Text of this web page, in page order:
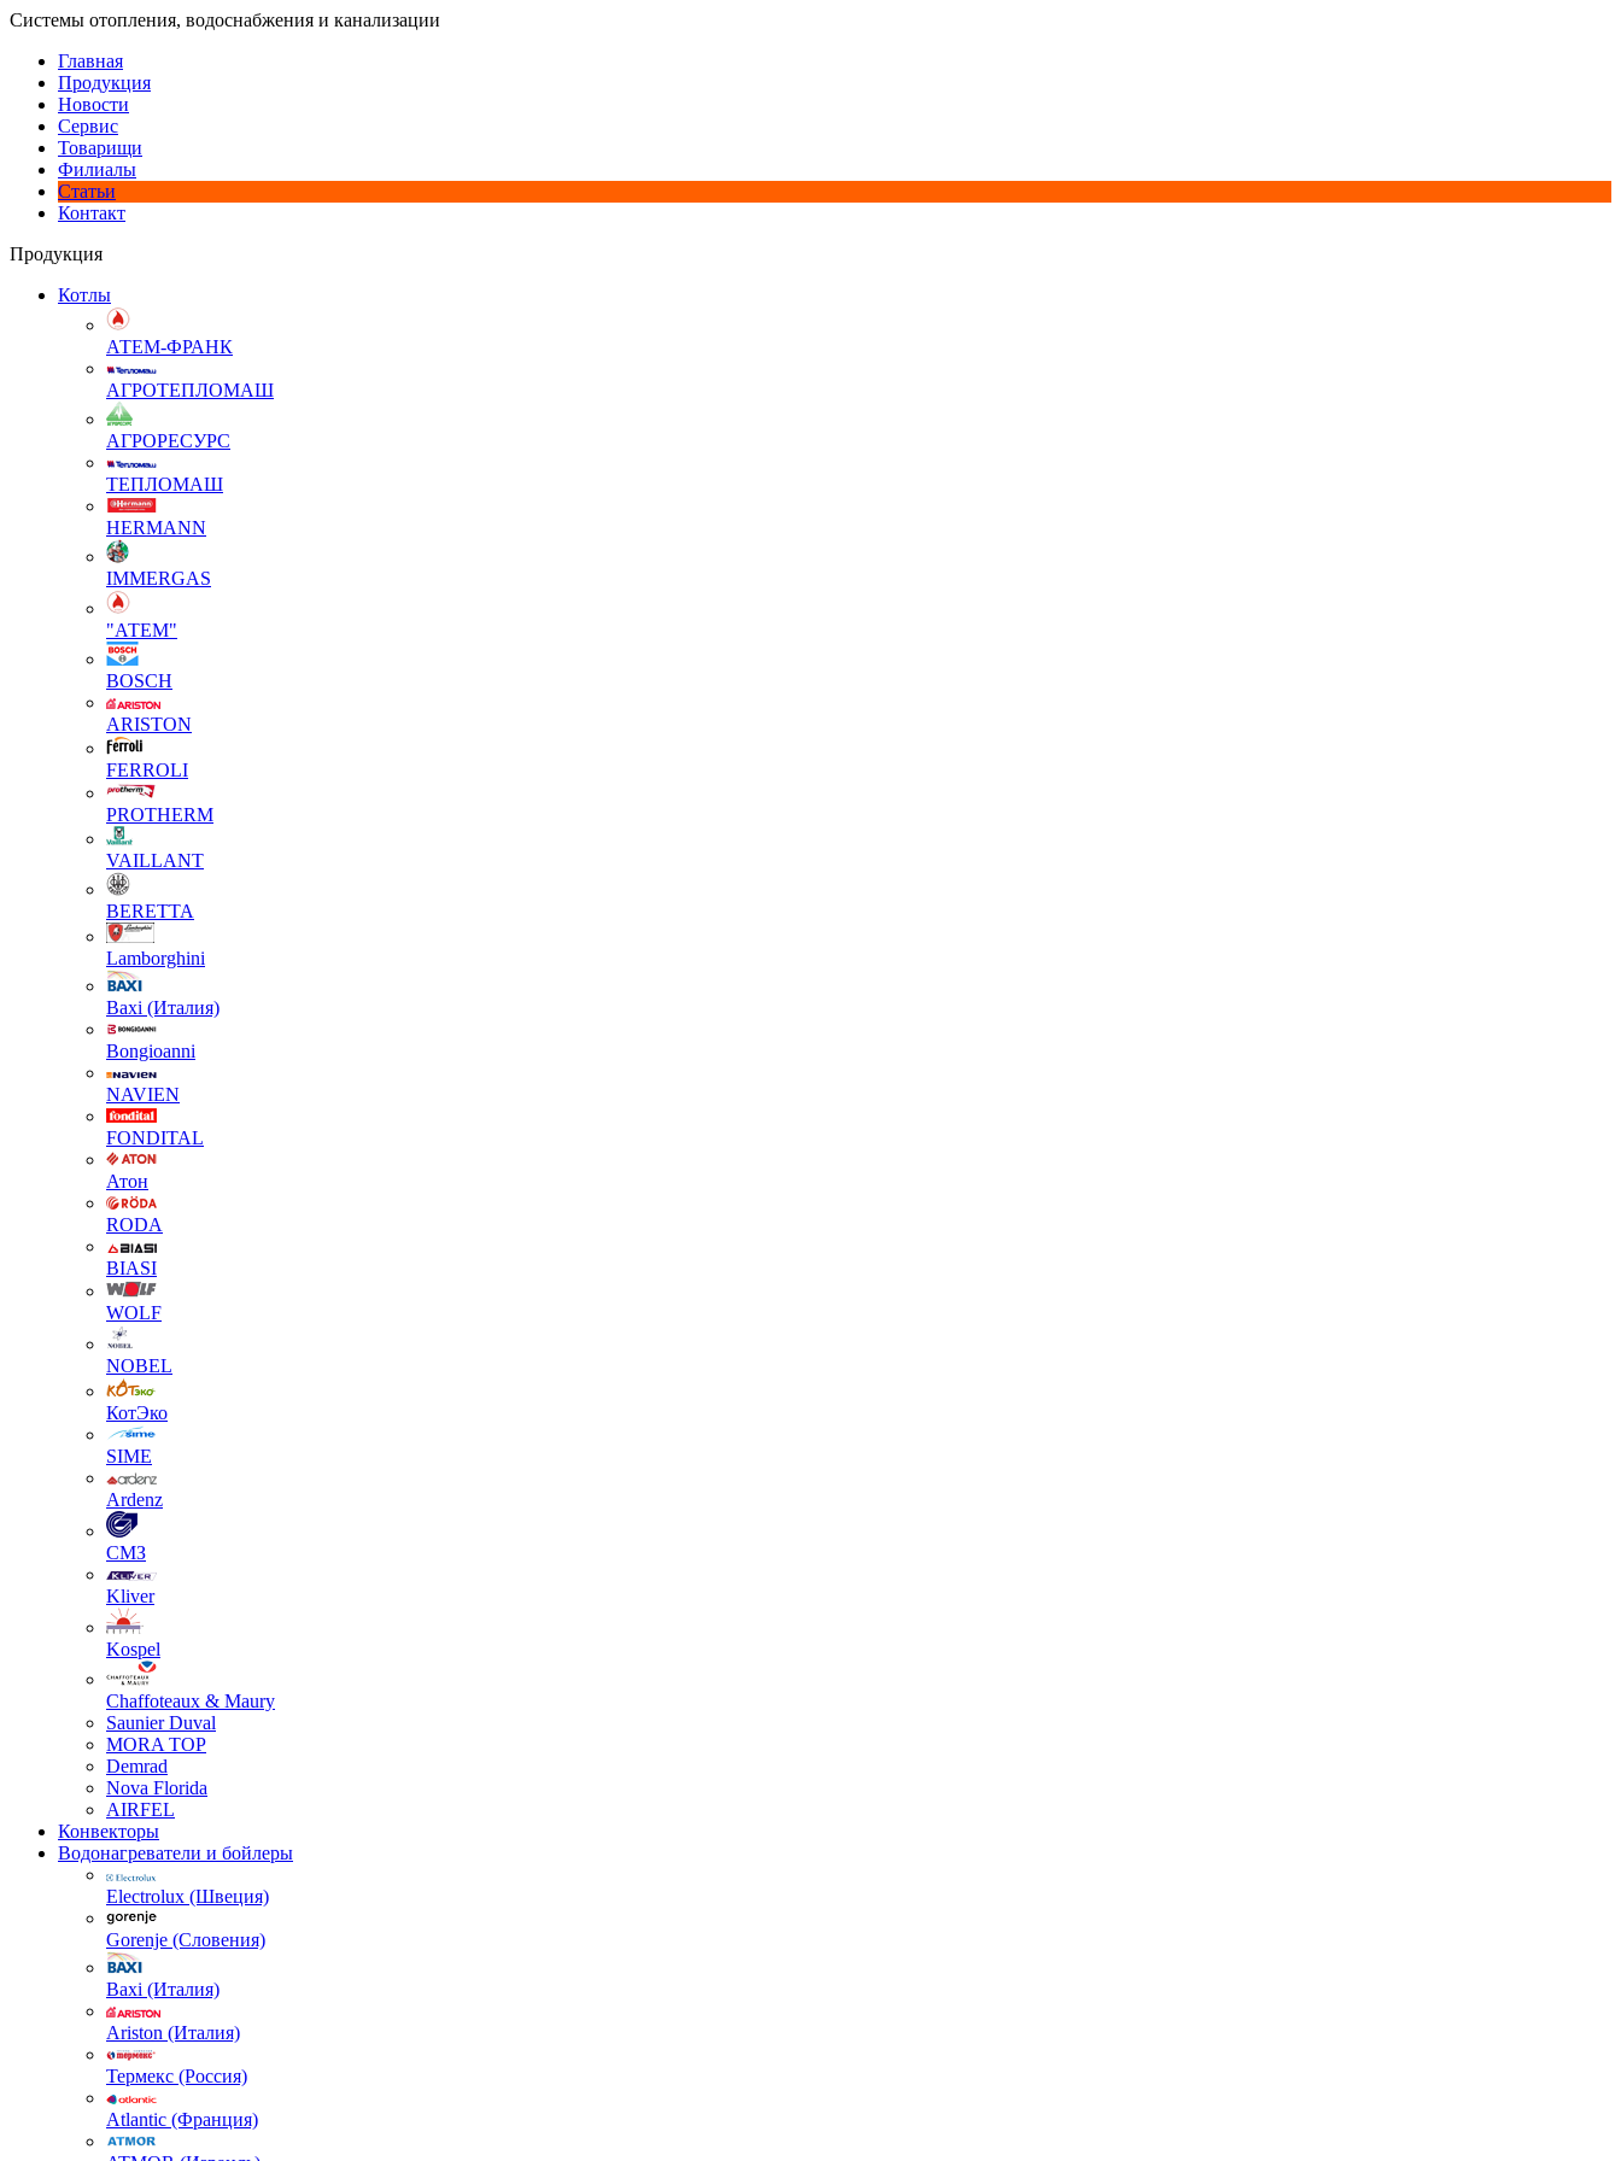
Системы отопления, водоснабжения и канализации
Главная
Продукция
Новости
Сервис
Товарищи
Филиалы
Статьи
Контакт
Продукция
Котлы
АТЕМ-ФРАНК
АГРОТЕПЛОМАШ
АГРОРЕСУРС
ТЕПЛОМАШ
HERMANN
IMMERGAS
"АТЕМ"
BOSCH
ARISTON
FERROLI
PROTHERM
VAILLANT
BERETTA
Lamborghini
Baxi (Италия)
Вongioanni
NAVIEN
FONDITAL
Атон
RODA
BIASI
WOLF
NOBEL
КотЭко
SIME
Ardenz
СМЗ
Kliver
Kospel
Chaffoteaux & Maury
Saunier Duval
MORA TOP
Demrad
Nova Florida
AIRFEL
Конвекторы
Водонагреватели и бойлеры
Electrolux (Швеция)
Gorenje (Словения)
Baxi (Италия)
Ariston (Италия)
Термекс (Россия)
Atlantic (Франция)